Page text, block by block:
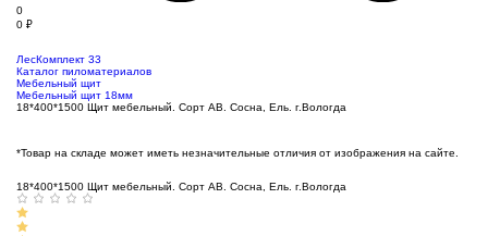
0
0 ₽
ЛесКомплект 33
Каталог пиломатериалов
Мебельный щит
Мебельный щит 18мм
18*400*1500 Щит мебельный. Сорт АВ. Сосна, Ель. г.Вологда
*Товар на складе может иметь незначительные отличия от изображения на сайте.
18*400*1500 Щит мебельный. Сорт АВ. Сосна, Ель. г.Вологда